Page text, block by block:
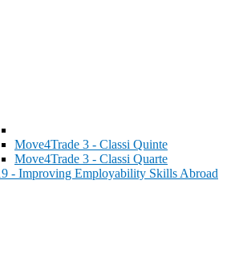
Move4Trade 3 - Classi Quinte
Move4Trade 3 - Classi Quarte
- Improving Employability Skills Abroad